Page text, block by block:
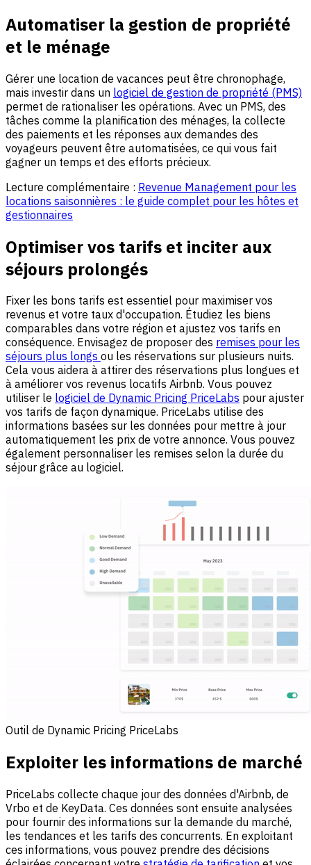
Automatiser la gestion de propriété
et le ménage
Gérer une location de vacances peut être chronophage,
mais investir dans un logiciel de gestion de propriété (PMS)
permet de rationaliser les opérations. Avec un PMS, des
tâches comme la planification des ménages, la collecte
des paiements et les réponses aux demandes des
voyageurs peuvent être automatisées, ce qui vous fait
gagner un temps et des efforts précieux.
Lecture complémentaire : Revenue Management pour les
locations saisonnières : le guide complet pour les hôtes et
gestionnaires
Optimiser vos tarifs et inciter aux
séjours prolongés
Fixer les bons tarifs est essentiel pour maximiser vos
revenus et votre taux d'occupation. Étudiez les biens
comparables dans votre région et ajustez vos tarifs en
conséquence. Envisagez de proposer des remises pour les
séjours plus longs ou les réservations sur plusieurs nuits.
Cela vous aidera à attirer des réservations plus longues et
à améliorer vos revenus locatifs Airbnb. Vous pouvez
utiliser le logiciel de Dynamic Pricing PriceLabs pour ajuster
vos tarifs de façon dynamique. PriceLabs utilise des
informations basées sur les données pour mettre à jour
automatiquement les prix de votre annonce. Vous pouvez
également personnaliser les remises selon la durée du
séjour grâce au logiciel.
Outil de Dynamic Pricing PriceLabs
Exploiter les informations de marché
PriceLabs collecte chaque jour des données d'Airbnb, de
Vrbo et de KeyData. Ces données sont ensuite analysées
pour fournir des informations sur la demande du marché,
les tendances et les tarifs des concurrents. En exploitant
ces informations, vous pouvez prendre des décisions